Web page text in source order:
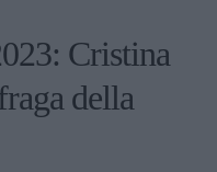
Cristina
della